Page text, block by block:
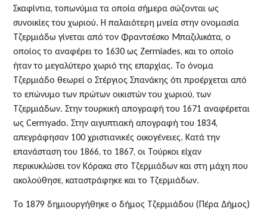
Σκαφίντια, τοπωνύμια τα οποία σήμερα σώζονται ως
συνοικίες του χωριού. Η παλαιότερη μνεία στην ονομασία
Τζερμιάδω γίνεται από τον Φραντσέσκο Μπαζιλικάτα, ο
οποίος το αναφέρει το 1630 ως Zermiades, και το οποίο
ήταν το μεγαλύτερο χωριό της επαρχίας. Το όνομα
Τζερμιάδο θεωρεί ο Στέργιος Σπανάκης ότι προέρχεται από
το επώνυμο των πρώτων οικιστών του χωριού, των
Τζερμιάδων. Στην τουρκική απογραφή του 1671 αναφέρεται
ως Cermyado. Στην αιγυπτιακή απογραφή του 1834,
απεγράφησαν 100 χριστιανικές οικογένειες. Κατά την
επανάσταση του 1866, το 1867, οι Τούρκοι είχαν
περικυκλώσει τον Κόρακα στο Τζερμιάδων και στη μάχη που
ακολούθησε, καταστράφηκε και το Τζερμιάδων.
Το 1879 δημιουργήθηκε ο δήμος Τζερμιάδου (Πέρα Δήμος)